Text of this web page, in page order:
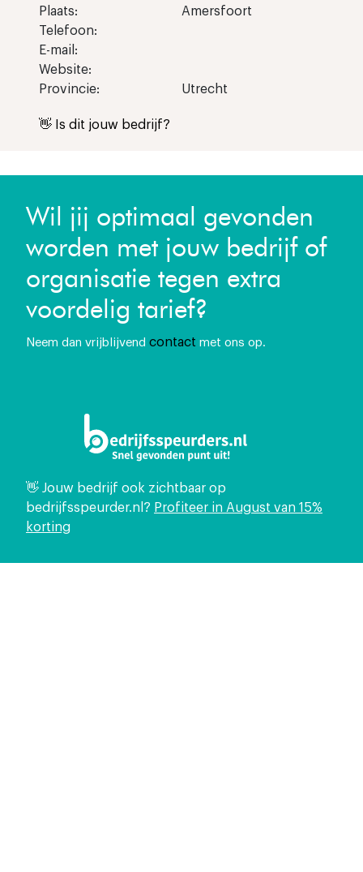
Plaats:
Amersfoort
Telefoon:
E-mail:
Website:
Provincie:
Utrecht
👋 Is dit jouw bedrijf?
Wil jij optimaal gevonden
worden met jouw bedrijf of
organisatie tegen extra
voordelig tarief?
Neem dan vrijblijvend contact met ons op.
👋 Jouw bedrijf ook zichtbaar op
bedrijfsspeurder.nl? Profiteer in August van 15%
korting